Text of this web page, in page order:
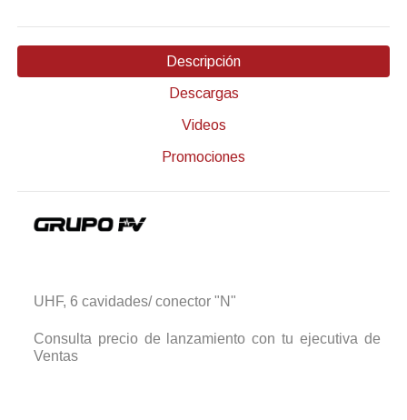
Descripción
Descargas
Videos
Promociones
UHF, 6 cavidades/ conector "N"
Consulta precio de lanzamiento con tu ejecutiva de
Ventas